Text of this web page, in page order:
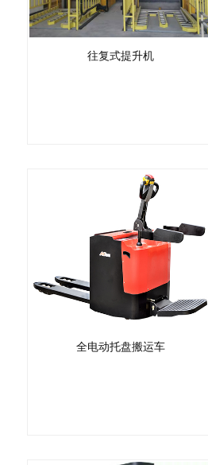
往复式提升机
全电动托盘搬运车